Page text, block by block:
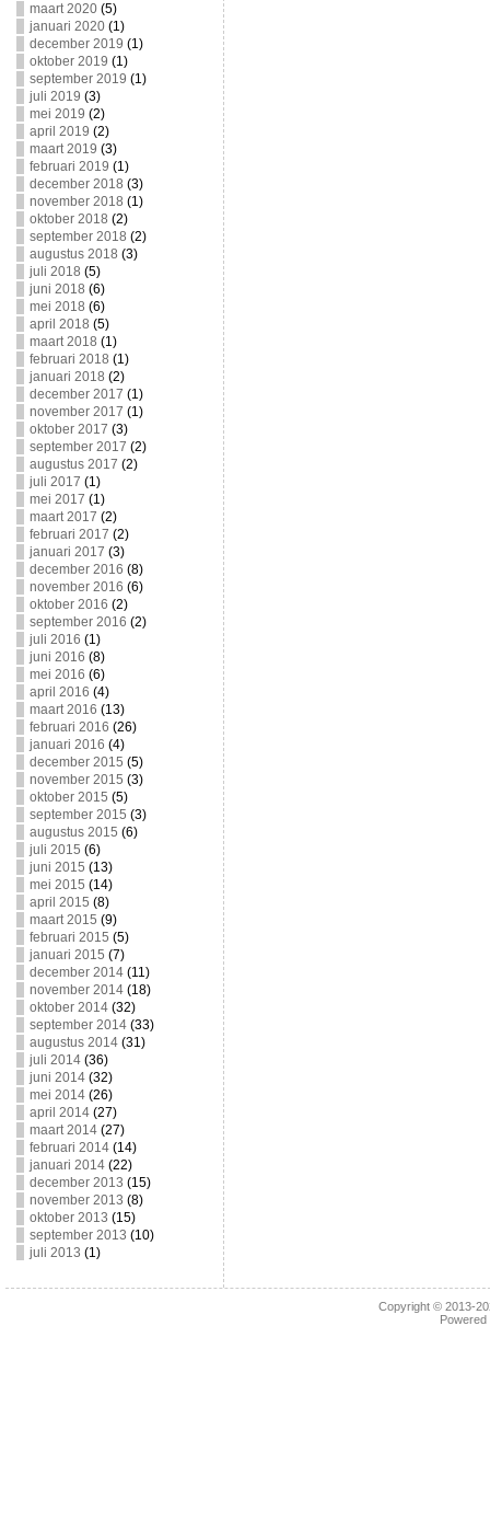
maart 2020(5)
januari 2020(1)
december 2019 (1)
oktober 2019 (1)
september 2019 (1)
juli 2019 (3)
mei 2019 (2)
april 2019 (2)
maart 2019 (3)
februari 2019 (1)
december 2018 (3)
november 2018 (1)
oktober 2018 (2)
september 2018 (2)
augustus 2018 (3)
juli 2018 (5)
juni 2018 (6)
mei 2018 (6)
april 2018 (5)
maart 2018 (1)
februari 2018 (1)
januari 2018 (2)
december 2017 (1)
november 2017 (1)
oktober 2017 (3)
september 2017 (2)
augustus 2017 (2)
juli 2017 (1)
mei 2017 (1)
maart 2017 (2)
februari 2017 (2)
januari 2017 (3)
december 2016 (8)
november 2016 (6)
oktober 2016 (2)
september 2016 (2)
juli 2016 (1)
juni 2016 (8)
mei 2016 (6)
april 2016 (4)
maart 2016 (13)
februari 2016 (26)
januari 2016 (4)
december 2015 (5)
november 2015 (3)
oktober 2015 (5)
september 2015 (3)
augustus 2015 (6)
juli 2015 (6)
juni 2015 (13)
mei 2015 (14)
april 2015 (8)
maart 2015 (9)
februari 2015 (5)
januari 2015 (7)
december 2014(11)
november 2014(18)
oktober 2014(32)
september 2014(33)
augustus 2014(31)
juli 2014(36)
juni 2014(32)
mei 2014(26)
april 2014(27)
maart 2014(27)
februari 2014(14)
januari 2014(22)
december 2013 (15)
november 2013 (8)
oktober 2013 (15)
september 2013 (10)
juli 2013 (1)
Copyright © 2013-